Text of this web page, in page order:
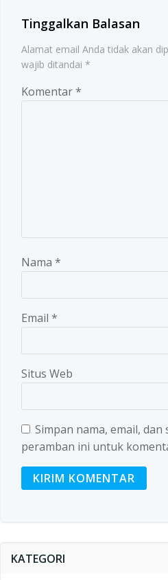
Tinggalkan Balasan
Alamat email Anda tidak akan
wajib ditandai *
Komentar*
Nama *
Email *
Situs Web
Simpan nama, email, dan
peramban ini untuk
KATEGORI